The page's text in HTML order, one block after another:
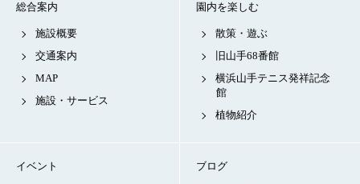
総合案内
施設概要
交通案内
MAP
施設・サービス
園内を楽しむ
散策・遊ぶ
旧山手68番館
横浜山手テニス発祥記念
館
植物紹介
イベント ブログ